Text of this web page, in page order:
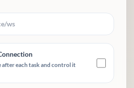
after each task and control it